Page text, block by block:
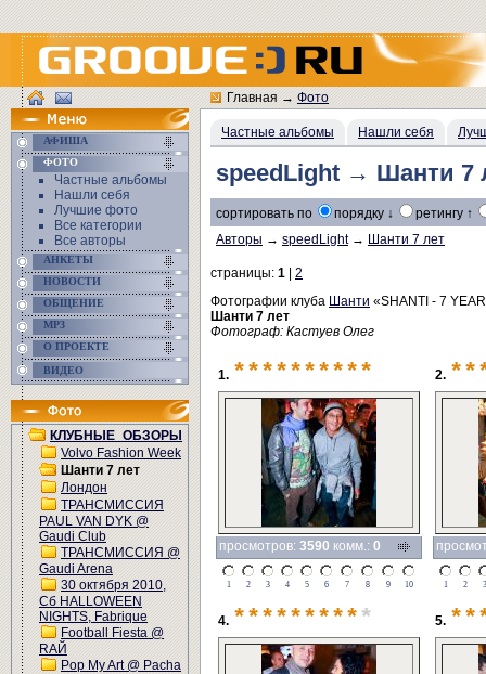
АФИША
ФОТО
Частные альбомы
Нашли себя
Лучшие фото
Все категории
Все авторы
АНКЕТЫ
НОВОСТИ
ОБЩЕНИЕ
MP3
О ПРОЕКТЕ
ВИДЕО
КЛУБНЫЕ_ОБЗОРЫ
Volvo Fashion Week
Шанти 7 лет
Лондон
ТРАНСМИССИЯ
PAUL VAN DYK @
Gaudi Club
ТРАНСМИССИЯ @
Gaudi Arena
30 октября 2010,
Сб HALLOWEEN
NIGHTS, Fabrique
Football Fiesta @
RAЙ
Pop My Art @ Pacha
Главная→Фото
Частные альбомы Нашли себя
speedLight → Шанти 7
сортировать по порядку ↓
ретингу ↑
Авторы → speedLight→ Шанти 7 лет
страницы: 1
2
Фотографии клуба Шанти «SHANTI - 7
Шанти 7 лет
Фотограф: Кастуев Олег
1. **********
просмотров: 3590 комм.: 0
1 2 3 4 5 6 7 8 9 10
2.
1 2 3
4. ********* * 5.